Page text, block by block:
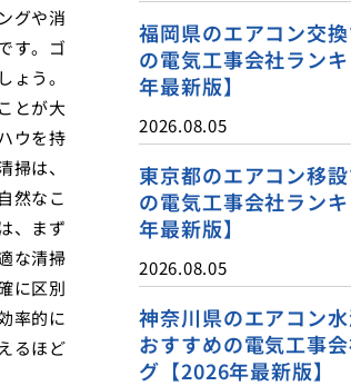
グや消
す。ゴ
う。
とが大
ウを持
は、
然なこ
、まず
な清掃
に区別
率的に
るほど
福岡県のエアコン交
の電気工事会社ラン
年最新版】
2026.08.05
東京都のエアコン移
の電気工事会社ラン
年最新版】
2026.08.05
神奈川県のエアコン
おすすめの電気工事
グ【2026年最新版】